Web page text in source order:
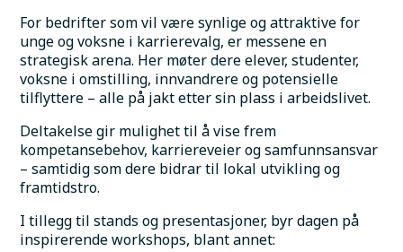
For bedrifter som vil være synlige og attraktive for
unge og voksne i karrierevalg, er messene en
strategisk arena. Her møter dere elever, studenter,
voksne i omstilling, innvandrere og potensielle
tilflyttere – alle på jakt etter sin plass i arbeidslivet.
Deltakelse gir mulighet til å vise frem
kompetansebehov, karriereveier og samfunnsansvar
– samtidig som dere bidrar til lokal utvikling og
framtidstro.
I tillegg til stands og presentasjoner, byr dagen på
inspirerende workshops, blant annet: